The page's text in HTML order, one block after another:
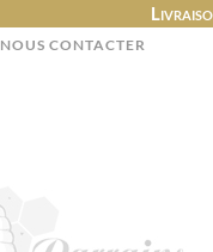
NOUS CONTACTER